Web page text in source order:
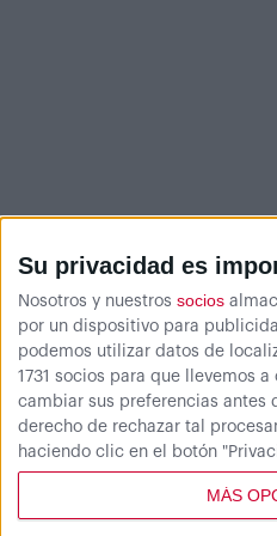
Su privacidad es
Nosotros y nuestros socios
por un dispositivo para
podemos utilizar datos de
1731 socios para que llevemos
cambiar sus preferencias antes
derecho de rechazar tal
haciendo clic en el botón
MÁS